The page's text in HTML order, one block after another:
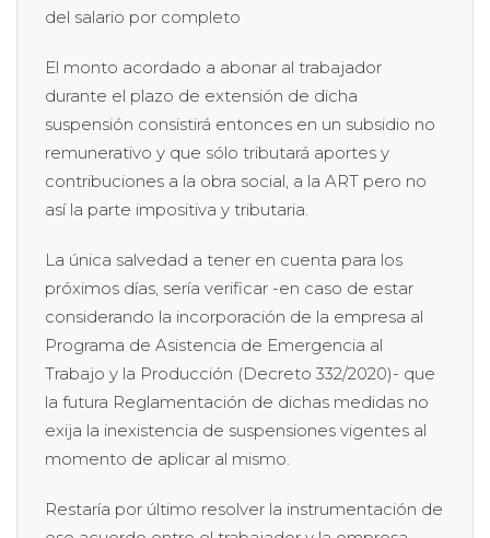
del salario por completo
El monto acordado a abonar al trabajador
durante el plazo de extensión de dicha
suspensión consistirá entonces en un subsidio no
remunerativo y que sólo tributará aportes y
contribuciones a la obra social, a la ART pero no
así la parte impositiva y tributaria.
La única salvedad a tener en cuenta para los
próximos días, sería verificar -en caso de estar
considerando la incorporación de la empresa al
Programa de Asistencia de Emergencia al
Trabajo y la Producción (Decreto 332/2020)- que
la futura Reglamentación de dichas medidas no
exija la inexistencia de suspensiones vigentes al
momento de aplicar al mismo.
Restaría por último resolver la instrumentación de